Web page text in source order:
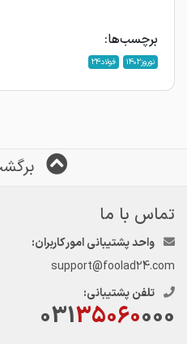
برچسب‌ها:
نوروز1402 فولاد24
تماس با ما
واحد پشتیبانی امور کاربران:
support@foolad24.com
تلفن پشتیبانی:
03135060000